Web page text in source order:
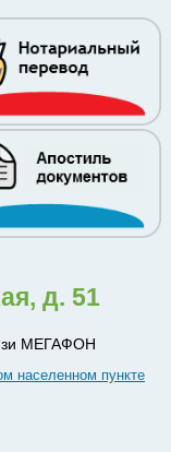
д. 51
МЕГАФОН
населенном пункте